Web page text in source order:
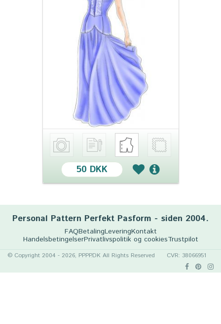
50 DKK
Personal Pattern Perfekt Pasform - siden 2004.
FAQBetalingLeveringKontakt
HandelsbetingelserPrivatlivspolitik og cookiesTrustpilot
© Copyright 2004 - 2026, PPPP.DK All Rights Reserved CVR: 38066951